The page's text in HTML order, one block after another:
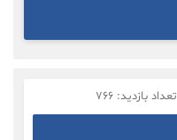
تعداد بازدید: 766